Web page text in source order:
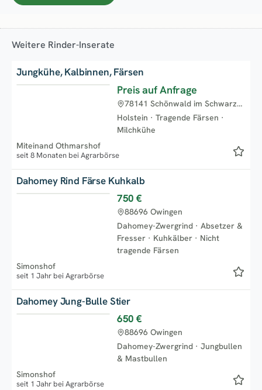
Weitere Rinder-Inserate
Jungkühe, Kalbinnen, Färsen
Preis auf Anfrage
Holstein · Tragende Färsen ·
Milchkühe
78141 Schönwald im Schwarzwald
Miteinand Othmarshof
seit 8 Monaten bei Agrarbörse
Dahomey Rind Färse Kuhkalb
750 €
Dahomey-Zwergrind · Absetzer &
Fresser · Kuhkälber · Nicht
tragende Färsen
88696 Owingen
Simonshof
seit 1 Jahr bei Agrarbörse
Dahomey Jung-Bulle Stier
650 €
Dahomey-Zwergrind · Jungbullen
& Mastbullen
88696 Owingen
Simonshof
seit 1 Jahr bei Agrarbörse